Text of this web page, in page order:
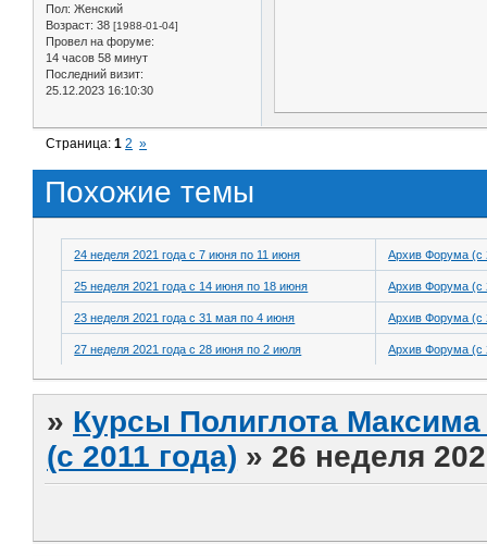
Пол: Женский
Возраст: 38 [1988-01-04]
Провел на форуме:
14 часов 58 минут
Последний визит:
25.12.2023 16:10:30
Страница:1 2 »
Похожие темы
24 неделя 2021 года с 7 июня по 11 июня Архив Форума (с
25 неделя 2021 года с 14 июня по 18 июня Архив Форума (с
23 неделя 2021 года с 31 мая по 4 июня Архив Форума (с
27 неделя 2021 года с 28 июня по 2 июля Архив Форума (с
» Курсы Полиглота
(с 2011 года) » 26 неделя